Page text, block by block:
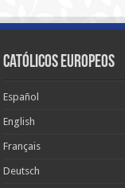
Católicos Europeos
Español
English
Français
Deutsch